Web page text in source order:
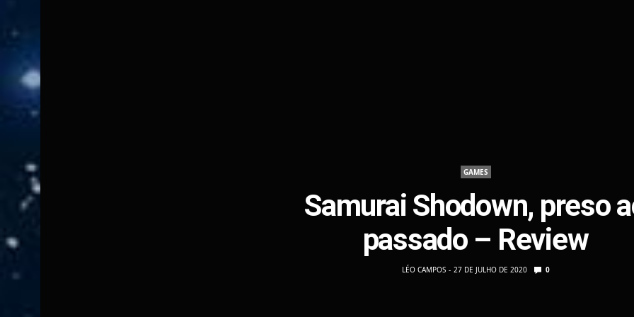
GAMES
Samurai Shodown, preso
passado – Review
LÉO CAMPOS 27 DE JULHO DE 2020 0